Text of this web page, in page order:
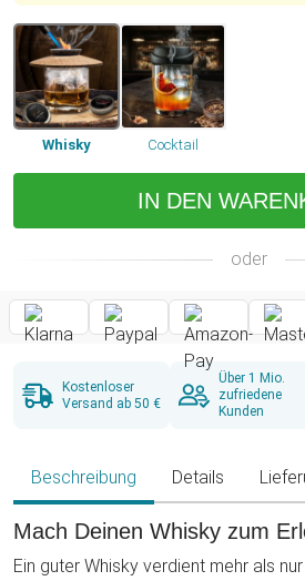
Whisky Cocktail
IN DEN
oder
Kostenloser
Versand ab 50 €
Über 1 Mio.
zufriedene
Kunden
Beschreibung Details
Mach Deinen Whisky zum
Ein guter Whisky verdient mehr als